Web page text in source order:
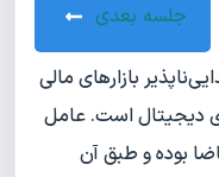
جلسه بعدی
بازارهای مالی
دیجیتال است. عامل
بوده و طبق آن